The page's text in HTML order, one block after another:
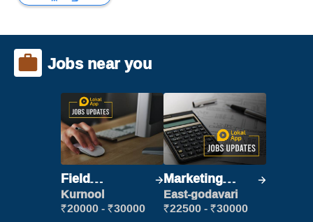
Jobs near you
Field
Marketing
Executive
Kurnool
₹20000 - ₹30000
Marketing
Executive
East-godavari
₹22500 - ₹30000